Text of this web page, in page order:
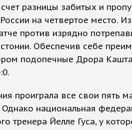
разницы забитых и
на четвертое место.
против изрядно
Обеспечив себе
подопечные Дрора
проиграла все свои пять
национальная
тренера Йелле Гуса, у